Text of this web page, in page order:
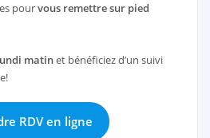
pourvous remettre sur pied
matinet bénéficiez d’un suivi
RDV en ligne